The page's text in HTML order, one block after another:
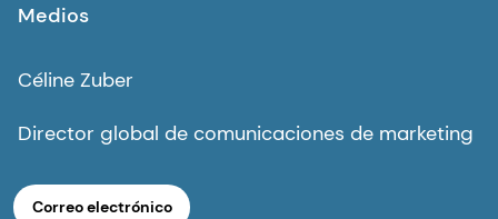
Medios
Céline Zuber
Director global de comunicaciones de marketing
Correo electrónico